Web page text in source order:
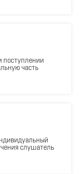
поступлении
часть
слушатель